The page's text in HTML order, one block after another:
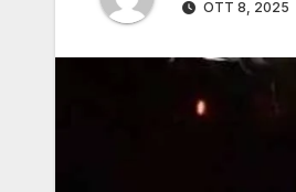
OTT 8, 2025